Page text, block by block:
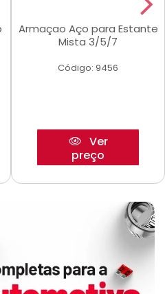
Armaçao Aço para Estante
Mista 3/5/7
Código: 9456
Ver
preço